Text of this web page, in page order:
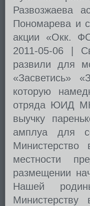
Развозжаева
Пономарева и
акции «Окк.
2011-05-06 |
развили для
«Засветись»
которую
отряда ЮИД
выучку
амплуа для
местности
размещении
Нашей